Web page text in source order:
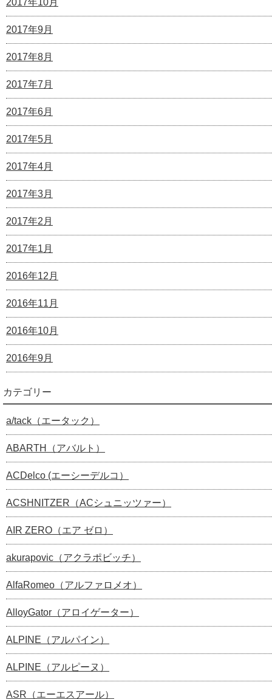
2017年10月
2017年9月
2017年8月
2017年7月
2017年6月
2017年5月
2017年4月
2017年3月
2017年2月
2017年1月
2016年12月
2016年11月
2016年10月
2016年9月
カテゴリー
a/tack（エータック）
ABARTH（アバルト）
ACDelco (エーシーデルコ）
ACSHNITZER（ACシュニッツァー）
AIR ZERO（エア ゼロ）
akurapovic（アクラポビッチ）
AlfaRomeo（アルファロメオ）
AlloyGator（アロイゲーター）
ALPINE（アルパイン）
ALPINE（アルピーヌ）
ASR（エーエスアール）